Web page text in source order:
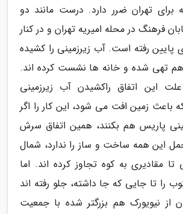
برای تهران ضرر دارد. درست مانند دو
فرهنگ در محله امیریه تهران و در کنار
رفته است. آب زیرزمینی را کشیده
هم تهی شده و خانه ها نشست کرده اند.
این اتفاق راکشیدن آب زیرزمینی
باعث زمین افت می شود، این کار را اگر
پاریس هم بکنند، همین اتفاق سرش
این همه ساخت و ساز را ندارد، شمال
تا مقادیری به کوه تجاوز کرده اند. اما
را تا جایی که جا داشته، جلو رفته اند
از نیویورک هم بزرگتر شده با جمعیت